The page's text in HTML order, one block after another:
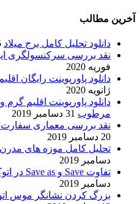
آخرین مطالب
دانلود تحلیل کامل برج میلاد 5
نقد بررسی سرکنسولگری
فوریه 2020
دانلود پاورپوینت رایگان
ژانویه 2020
دانلود پاورپوینت اقلیم
مرطوب 31 دسامبر 2019
نقد بررسی معماری سفارت
20 دسامبر 2019
تحلیل کامل موزه های مدرن
دسامبر 2019
تفاوت Save و Save as در اتوکد-زمان autocad Save as
دسامبر 2019
بزرگ کردن نشانگر موس